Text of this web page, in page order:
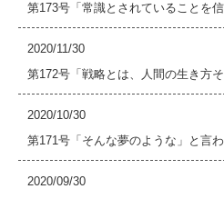
第173号「常識とされていることを
2020/11/30
第172号「戦略とは、人間の生き方
2020/10/30
第171号「そんな夢のような」と言
2020/09/30